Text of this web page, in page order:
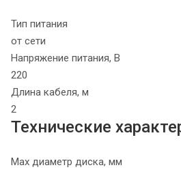
Тип питания
от сети
Напряжение питания, В
220
Длина кабеля, м
2
Технические
Max диаметр диска, мм